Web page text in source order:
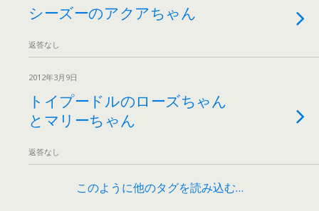
シーズーのアクアちゃん
返答なし
2012年3月9日
トイプードルのローズちゃん
とマリーちゃん
返答なし
このように他のタグを読み込む…